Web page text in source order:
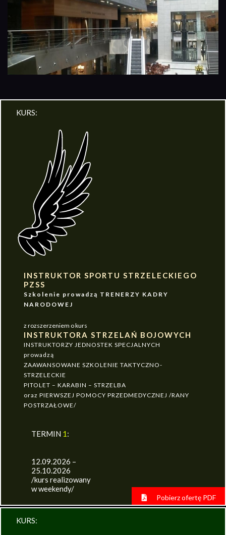
KURS:
INSTRUKTOR SPORTU STRZELECKIEGO
PZSS
Szkolenie prowadzą TRENERZY KADRY
NARODOWEJ
z rozszerzeniem o kurs
INSTRUKTORA STRZELAŃ BOJOWYCH
INSTRUKTORZY JEDNOSTEK SPECJALNYCH
prowadzą
ZAAWANSOWANE SZKOLENIE TAKTYCZNO-
STRZELECKIE
PITOLET – KARABIN – STRZELBA
oraz PIERWSZEJ POMOCY PRZEDMEDYCZNEJ /RANY
POSTRZAŁOWE/
TERMIN 1:
12.09.2026 –
25.10.2026
/kurs realizowany
w weekendy/
Pobierz ofertę PDF
KURS: